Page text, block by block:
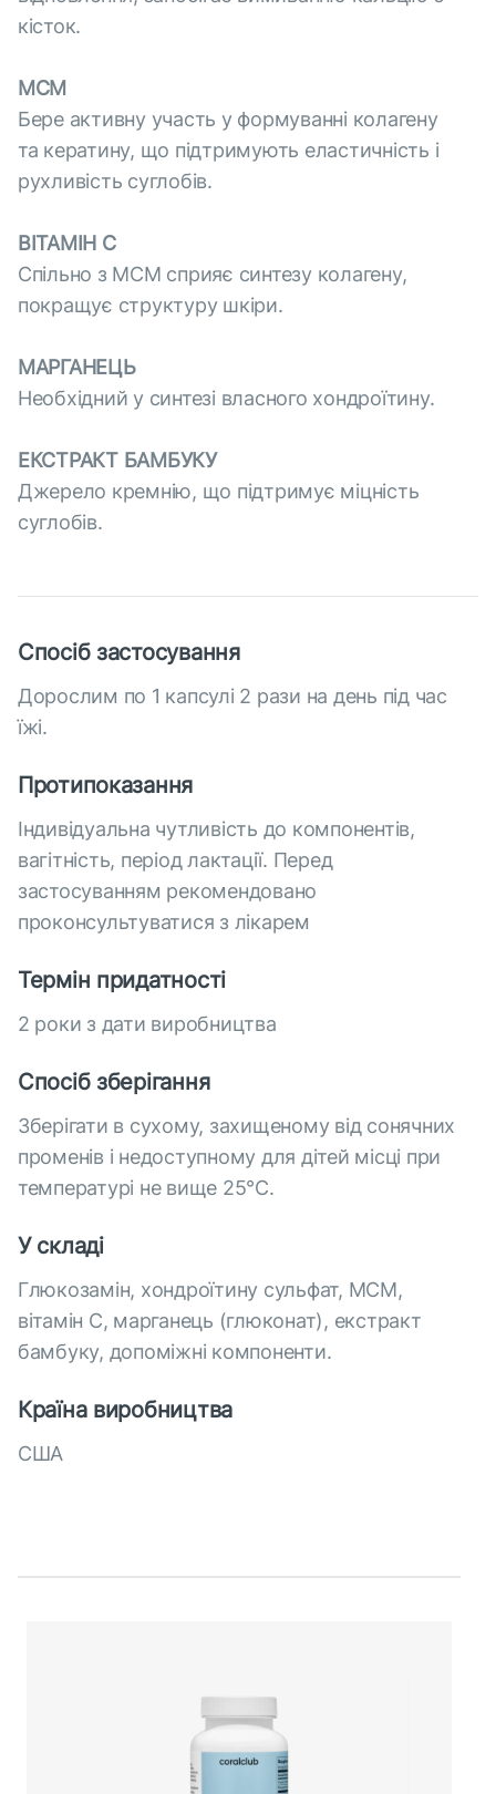
кісток.
МСМ
Бере активну участь у формуванні колагену
та кератину, що підтримують еластичність і
рухливість суглобів.
ВІТАМІН С
Спільно з МСМ сприяє синтезу колагену,
покращує структуру шкіри.
МАРГАНЕЦЬ
Необхідний у синтезі власного хондроїтину.
ЕКСТРАКТ БАМБУКУ
Джерело кремнію, що підтримує міцність
суглобів.
Спосіб застосування
Дорослим по 1 капсулі 2 рази на день під час
їжі.
Протипоказання
Індивідуальна чутливість до компонентів,
вагітність, період лактації. Перед
застосуванням рекомендовано
проконсультуватися з лікарем
Термін придатності
2 роки з дати виробництва
Спосіб зберігання
Зберігати в сухому, захищеному від сонячних
променів і недоступному для дітей місці при
температурі не вище 25°С.
У складі
Глюкозамін, хондроїтину сульфат, МСМ,
вітамін С, марганець (глюконат), екстракт
бамбуку, допоміжні компоненти.
Країна виробництва
США